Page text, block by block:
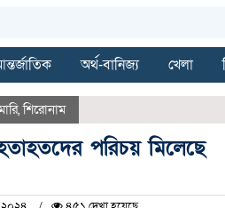
অর্থ-বানিজ্য খেলা
,শিরোনাম
পরিচয় মিলেছে